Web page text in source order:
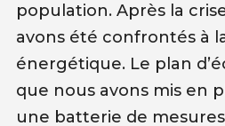
population. Après la
avons été confrontés à
énergétique. Le plan
que nous avons mis en
une batterie de